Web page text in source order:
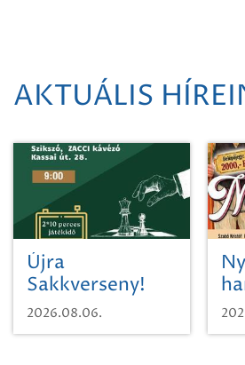
AKTUÁLIS
Újra
Sakkverseny!
2026.08.06.